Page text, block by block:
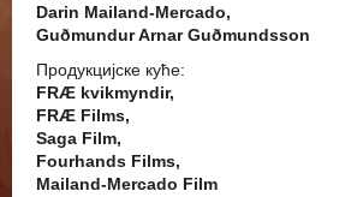
Darin Mailand-Mercado,
Guðmundur Arnar Guðmundsson
Продукцијске куће:
FRÆ kvikmyndir,
FRÆ Films,
Saga Film,
Fourhands Films,
Mailand-Mercado Film